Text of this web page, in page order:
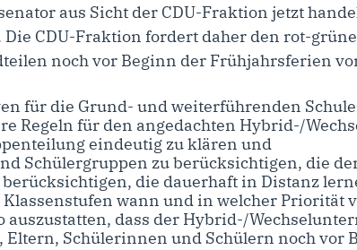
aus Sicht der CDU-Fraktion jetzt
CDU-Fraktion fordert daher den rot-
noch vor Beginn der Frühjahrsferien
für die Grund- und weiterführenden
Regeln für den angedachten Hybrid-/
eindeutig zu klären und
Schülergruppen zu berücksichtigen, die
die dauerhaft in Distanz
Klassenstufen wann und in welcher Priorität
auszustatten, dass der Hybrid-/
Eltern, Schülerinnen und Schülern noch